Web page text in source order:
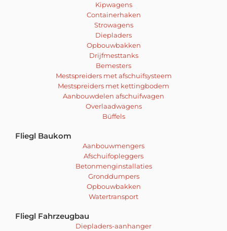
Kipwagens
Containerhaken
Strowagens
Diepladers
Opbouwbakken
Drijfmesttanks
Bemesters
Mestspreiders met afschuifsysteem
Mestspreiders met kettingbodem
Aanbouwdelen afschuifwagen
Overlaadwagens
Büffels
Fliegl Baukom
Aanbouwmengers
Afschuifopleggers
Betonmenginstallaties
Gronddumpers
Opbouwbakken
Watertransport
Fliegl Fahrzeugbau
Diepladers-aanhanger